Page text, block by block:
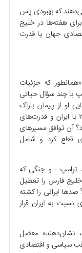
که بهبودی پس
هفته‌ها در خلیج
جهان یا قدرت
که جزئیات
با چند سؤال حیاتی
او از پیمان باراک
اوباما، رئیس‌جمهور سابق، که در سال ۲۰۱۵ با ایران و قدرت‌های
آن توافق مسیرهای
قطع کرد و شامل
ترامپ - و جنگی که
خلیج فارس را تعطیل
صدها ایرانی را کشته
نسبت به ایران قرار
نشان‌دهنده معضل
سیاسی و اقتصادی